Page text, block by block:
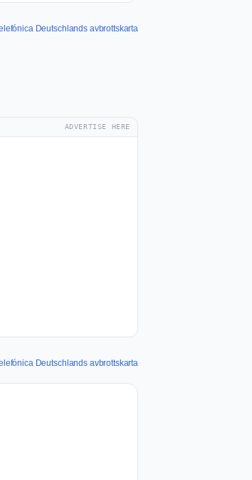
Deutschlands avbrottskarta
ADVERTISE HERE
Deutschlands avbrottskarta